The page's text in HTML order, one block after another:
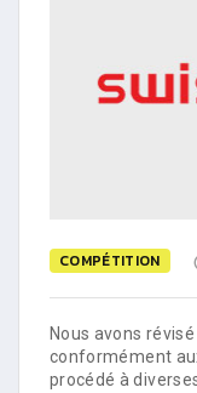
COMPÉTITION
Nous avons
conformément
procédé à